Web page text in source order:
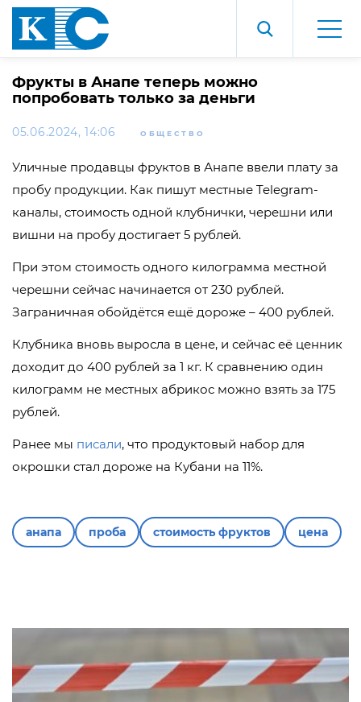
Фрукты в Анапе теперь можно
попробовать только за деньги
05.06.2024, 14:06 ОБЩЕСТВО
Уличные продавцы фруктов в Анапе ввели плату за
пробу продукции. Как пишут местные Telegram-
каналы, стоимость одной клубнички, черешни или
вишни на пробу достигает 5 рублей.
При этом стоимость одного килограмма местной
черешни сейчас начинается от 230 рублей.
Заграничная обойдётся ещё дороже – 400 рублей.
Клубника вновь выросла в цене, и сейчас её ценник
доходит до 400 рублей за 1 кг. К сравнению один
килограмм не местных абрикос можно взять за 175
рублей.
Ранее мы писали, что продуктовый набор для
окрошки стал дороже на Кубани на 11%.
анапа проба стоимость фруктов цена